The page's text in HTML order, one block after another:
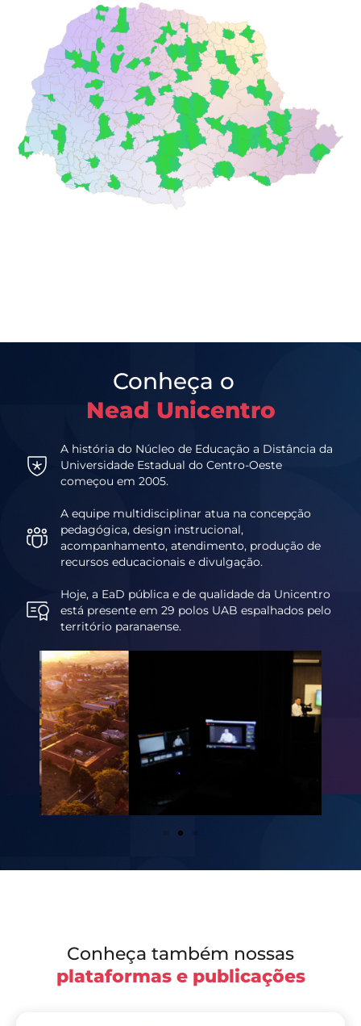
Conheça o
Nead Unicentro
A história do Núcleo de Educação a Distância da
Universidade Estadual do Centro-Oeste
começou em 2005.
A equipe multidisciplinar atua na concepção
pedagógica, design instrucional,
acompanhamento, atendimento, produção de
recursos educacionais e divulgação.
Hoje, a EaD pública e de qualidade da Unicentro
está presente em 29 polos UAB espalhados pelo
território paranaense.
Conheça também nossas
plataformas e publicações